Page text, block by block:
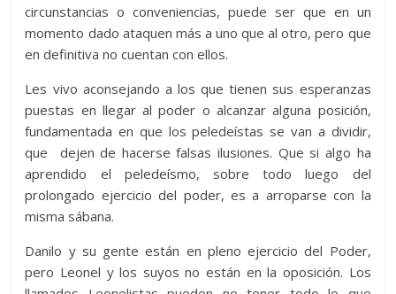
circunstancias o conveniencias, puede ser que en un
momento dado ataquen más a uno que al otro, pero que
en definitiva no cuentan con ellos.
Les vivo aconsejando a los que tienen sus esperanzas
puestas en llegar al poder o alcanzar alguna posición,
fundamentada en que los peledeístas se van a dividir,
que dejen de hacerse falsas ilusiones. Que si algo ha
aprendido el peledeísmo, sobre todo luego del
prolongado ejercicio del poder, es a arroparse con la
misma sábana.
Danilo y su gente están en pleno ejercicio del Poder,
pero Leonel y los suyos no están en la oposición. Los